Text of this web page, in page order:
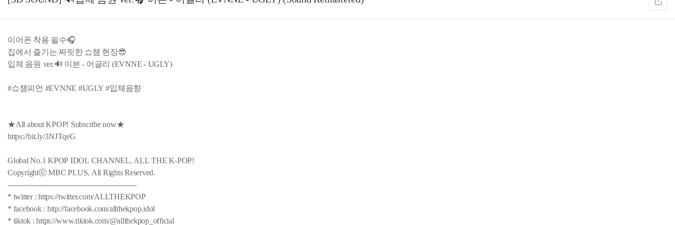
이어폰 착용 필수🎧
집에서 즐기는 짜릿한 쇼챔 현장😎
입체 음원 ver.🔊 이븐 - 어글리 (EVNNE - UGLY)
#쇼챔피언 #EVNNE #UGLY #입체음향
★All about KPOP! Subscribe now★
https://bit.ly/3NJTqeG
Global No.1 KPOP IDOL CHANNEL, ALL THE K-POP!
Copyrightⓒ MBC PLUS, All Rights Reserved.
------------------------------------------------------
* twitter : https://twitter.com/ALLTHEKPOP
* facebook : http://facebook.com/allthekpop.idol
* tiktok : https://www.tiktok.com/@allthekpop_official